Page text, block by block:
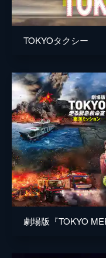
TOKYOタクシー